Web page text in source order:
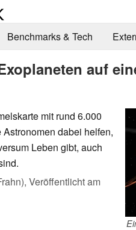
Benchmarks & Tech
auf
mit rund 6.000
dabei helfen,
Leben gibt, auch
Veröffentlicht am